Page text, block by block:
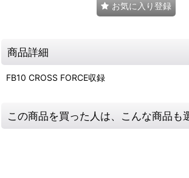
お気に入り登録
商品詳細
FB10 CROSS FORCE収録
この商品を買った人は、こんな商品も